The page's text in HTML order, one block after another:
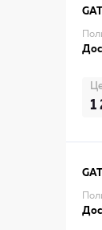
1